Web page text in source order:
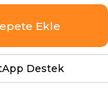
Destek